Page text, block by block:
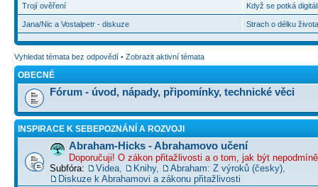
Trojí ověření
Jana/Nic a Vostalpetr - diskuze
Když se potká
Strach o délku
Vyhledat témata bez odpovědí • Zobrazit aktivní témata
OBECNÉ
Fórum - úvod, nápady, připomínky, technické věci
INSPIRACE K SEBEPOZNÁNÍ A ROZVOJI
Abraham-Hicks - Abrahamovo učení
Doporučuji! O zákon přitažlivosti a o tom, jak být
Subfóra:
Videa Knihy, Abraham: Z výroků (česky)
Diskuze k Abrahamovi a zákonu přitažlivosti